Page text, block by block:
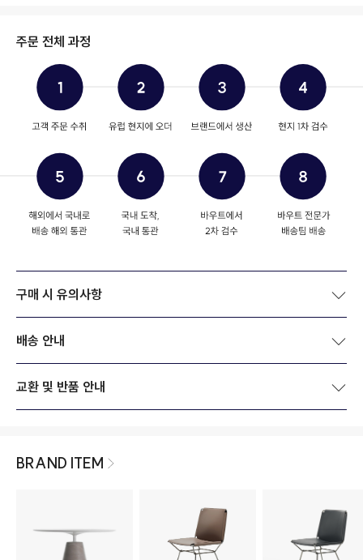
주문 전체 과정
구매 시 유의사항
배송 안내
교환 및 반품 안내
BRAND ITEM